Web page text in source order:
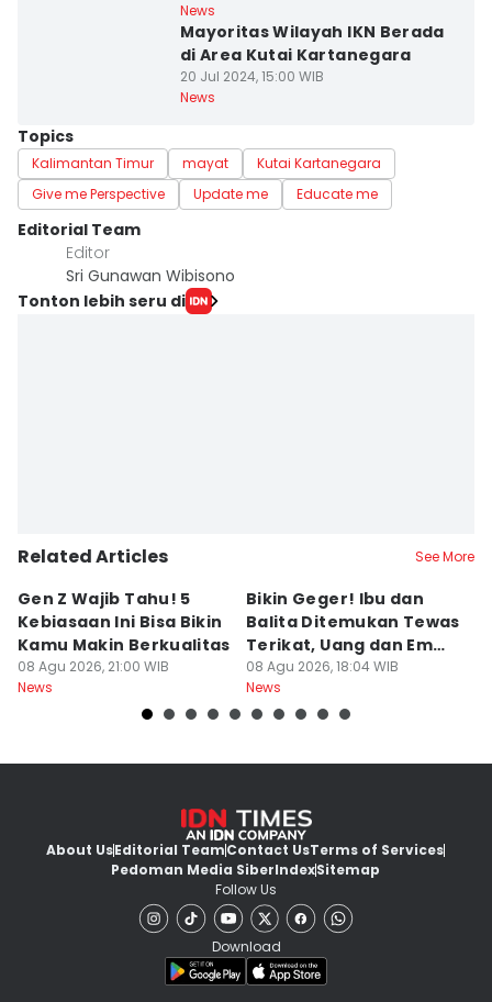
News
Mayoritas Wilayah IKN Berada
di Area Kutai Kartanegara
20 Jul 2024, 15:00 WIB
News
Topics
Kalimantan Timur mayat
Kutai Kartanegara
Give me Perspective
Update me Educate me
Editorial Team
Editor
Sri Gunawan Wibisono
Tonton lebih seru di
Related Articles See More
Gen Z Wajib Tahu! 5
Kebiasaan Ini Bisa Bikin
Kamu Makin Berkualitas
08 Agu 2026, 21:00 WIB
News
Bikin Geger! Ibu dan
Balita Ditemukan Tewas
Terikat, Uang dan Emas
Hilang
08 Agu 2026, 18:04 WIB
News
About UsEditorial TeamContact UsTerms of Services
Pedoman Media SiberIndexSitemap
Follow Us
Download